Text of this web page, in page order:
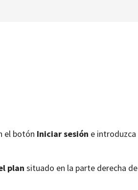
el botón Iniciar sesión e introduzca
plan situado en la parte derecha de